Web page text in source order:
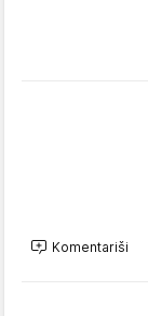
Komentariši